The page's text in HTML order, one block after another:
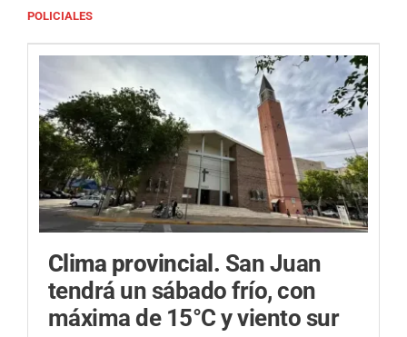
POLICIALES
Clima provincial. San Juan
tendrá un sábado frío, con
máxima de 15°C y viento sur